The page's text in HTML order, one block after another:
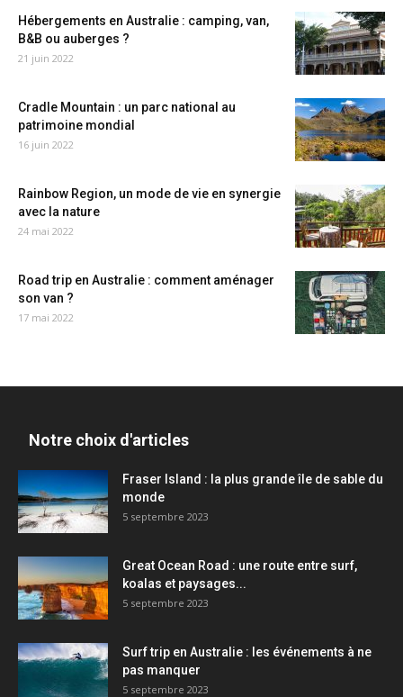
Hébergements en Australie : camping, van,
B&B ou auberges ?
21 juin 2022
Cradle Mountain : un parc national au
patrimoine mondial
16 juin 2022
Rainbow Region, un mode de vie en synergie
avec la nature
24 mai 2022
Road trip en Australie : comment aménager
son van ?
17 mai 2022
Notre choix d'articles
Fraser Island : la plus grande île de sable du
monde
5 septembre 2023
Great Ocean Road : une route entre surf,
koalas et paysages...
5 septembre 2023
Surf trip en Australie : les événements à ne
pas manquer
5 septembre 2023